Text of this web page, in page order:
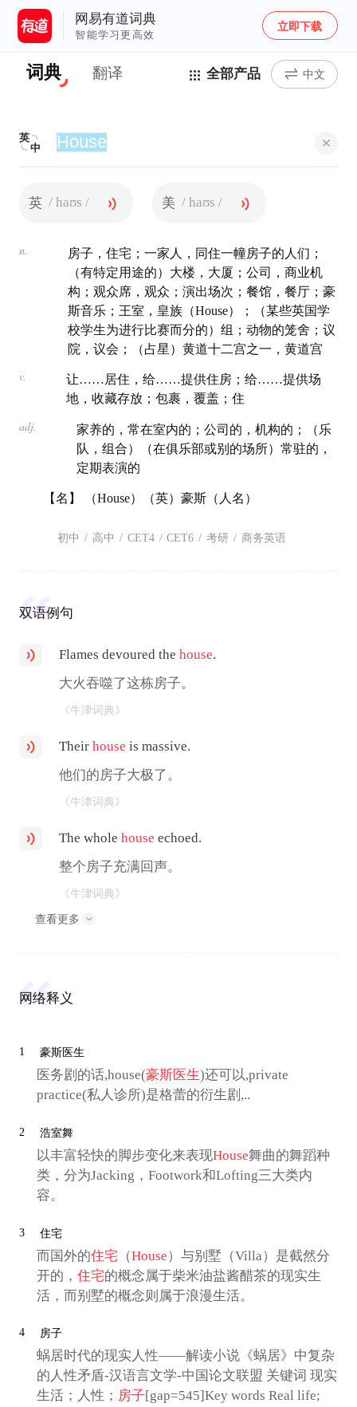
网易有道词典
智能学习更高效
立即下载
词典 翻译 全部产品 中文
英
中
英 / haʊs / 美 / haʊs /
n.
房子，住宅；一家人，同住一幢房子的人们；
（有特定用途的）大楼，大厦；公司，商业机
构；观众席，观众；演出场次；餐馆，餐厅；豪
斯音乐；王室，皇族（House）；（某些英国学
校学生为进行比赛而分的）组；动物的笼舍；议
院，议会；（占星）黄道十二宫之一，黄道宫
v.
让……居住，给……提供住房；给……提供场
地，收藏存放；包裹，覆盖；住
adj.
家养的，常在室内的；公司的，机构的；（乐
队，组合）（在俱乐部或别的场所）常驻的，
定期表演的
【名】 （House）（英）豪斯（人名）
初中 / 高中 / CET4 / CET6 / 考研 / 商务英语
双语例句
Flames devoured thehouse.
大火吞噬了这栋房子。
《牛津词典》
Theirhouse is massive.
他们的房子大极了。
《牛津词典》
The wholehouse echoed.
整个房子充满回声。
《牛津词典》
查看更多
网络释义
1 豪斯医生
医务剧的话,house(豪斯医生)还可以,private
practice(私人诊所)是格蕾的衍生剧,..
2 浩室舞
以丰富轻快的脚步变化来表现House舞曲的舞蹈种
类，分为Jacking，Footwork和Lofting三大类内
容。
3 住宅
而国外的住宅 （House）与别墅（Villa）是截然分
开的， 住宅的概念属于柴米油盐酱醋茶的现实生
活，而别墅的概念则属于浪漫生活。
4 房子
蜗居时代的现实人性——解读小说《蜗居》中复杂
的人性矛盾-汉语言文学-中国论文联盟 关键词 现实
生活；人性； 房子[gap=545]Key words Real life;